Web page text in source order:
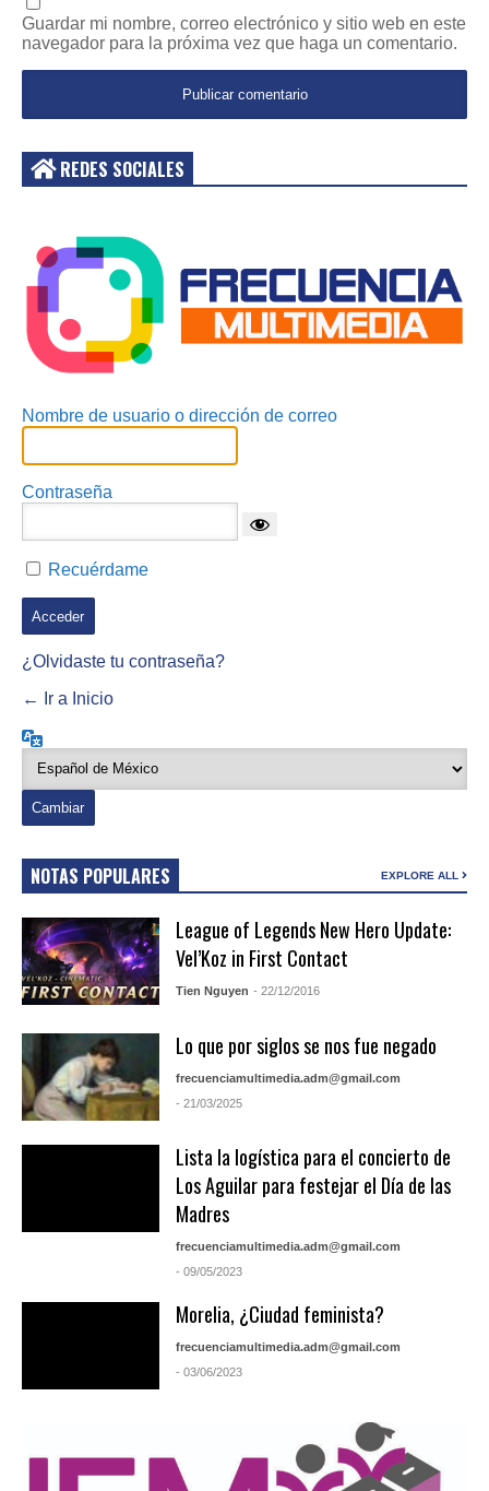
Guardar mi nombre, correo electrónico y sitio web en este
navegador para la próxima vez que haga un comentario.
REDES SOCIALES
Nombre de usuario o dirección de correo
Contraseña
Recuérdame
¿Olvidaste tu contraseña?
← Ir a Inicio
NOTAS POPULARES EXPLORE ALL
League of Legends New Hero Update:
Vel’Koz in First Contact
Tien Nguyen - 22/12/2016
Lo que por siglos se nos fue negado
frecuenciamultimedia.adm@gmail.com
- 21/03/2025
Lista la logística para el concierto de
Los Aguilar para festejar el Día de las
Madres
frecuenciamultimedia.adm@gmail.com
- 09/05/2023
Morelia, ¿Ciudad feminista?
frecuenciamultimedia.adm@gmail.com
- 03/06/2023